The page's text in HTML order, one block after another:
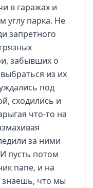
в гаражах и
углу парка. Не
запретного
забывших о
из их
под
сходились и
что-то на
за ними
пусть потом
папе, и на
знаешь, что мы